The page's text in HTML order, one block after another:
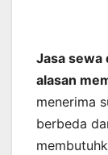
Jasa sewa
alasan
menerima
berbeda